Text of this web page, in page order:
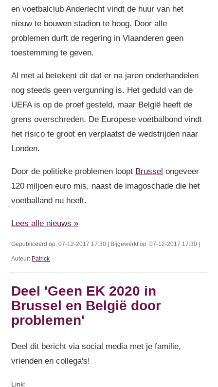
en voetbalclub Anderlecht vindt de huur van het
nieuw te bouwen stadion te hoog. Door alle
problemen durft de regering in Vlaanderen geen
toestemming te geven.
Al met al betekent dit dat er na jaren onderhandelen
nog steeds geen vergunning is. Het geduld van de
UEFA is op de proef gesteld, maar België heeft de
grens overschreden. De Europese voetbalbond vindt
het risico te groot en verplaatst de wedstrijden naar
Londen.
Door de politieke problemen loopt Brussel ongeveer
120 miljoen euro mis, naast de imagoschade die het
voetballand nu heeft.
Lees alle nieuws »
Gepubliceerd op: 07-12-2017 17:30 | Bijgewerkt op: 07-12-2017 17:30 |
Auteur: Patrick
Deel 'Geen EK 2020 in
Brussel en België door
problemen'
Deel dit bericht via social media met je familie,
vrienden en collega's!
Link: